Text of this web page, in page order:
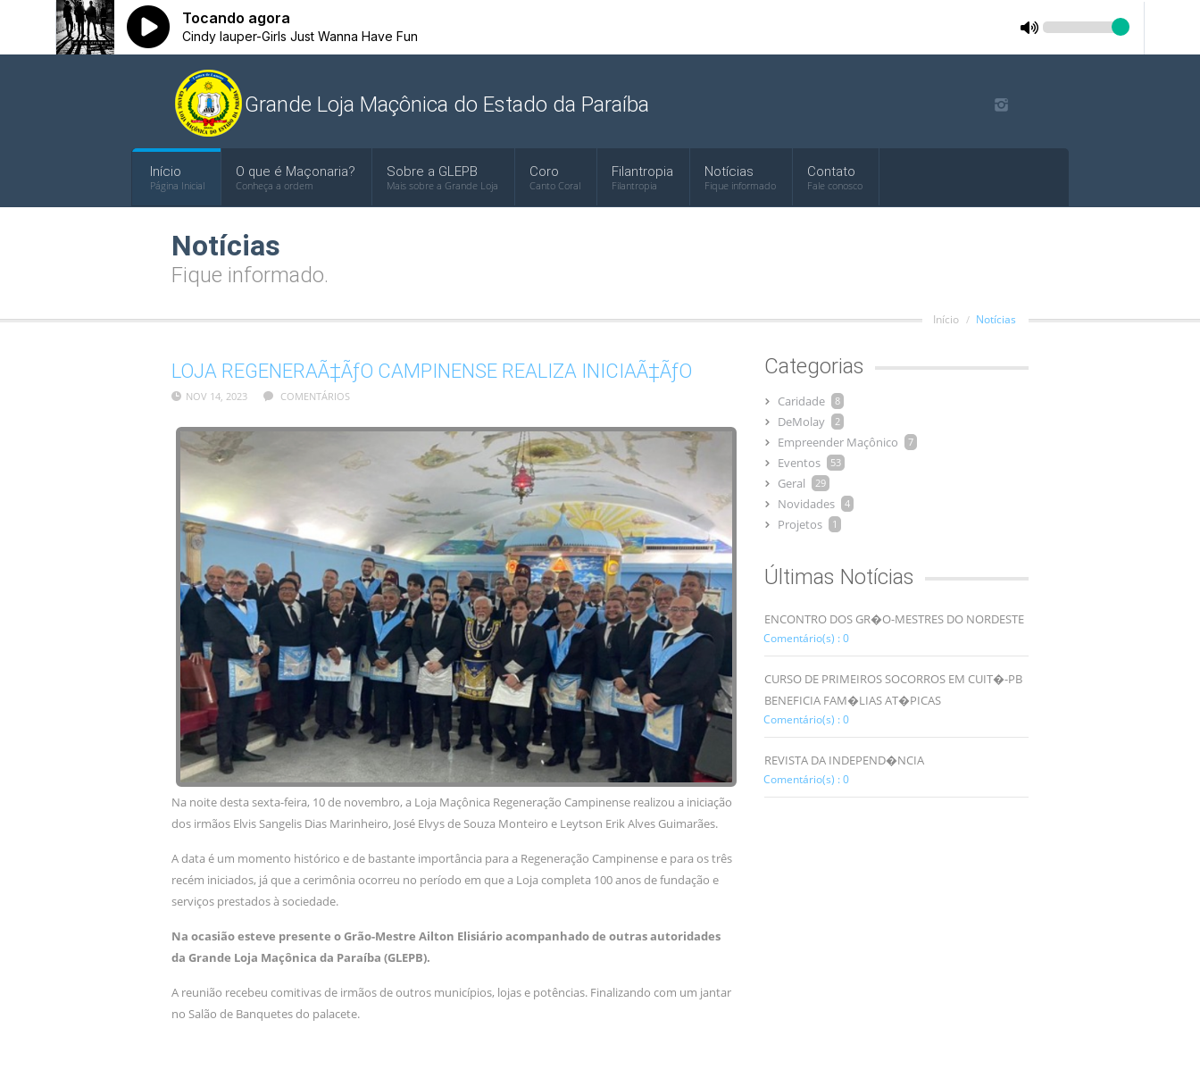
Grande Loja Maçônica do Estado da Paraíba
Início
Página Inicial
O que é Maçonaria?
Conheça a ordem
Sobre a GLEPB
Mais sobre a Grande Loja
Coro
Canto Coral
Filantropia
Filantropia
Notícias
Fique informado
Contato
Fale conosco
Notícias
Fique informado.
Início Notícias
LOJA REGENERAÃ‡ÃƒO CAMPINENSE REALIZA INICIAÃ‡ÃƒO
NOV 14, 2023 COMENTÁRIOS
Na noite desta sexta-feira, 10 de novembro, a Loja Maçônica Regeneração Campinense realizou a iniciação
dos irmãos Elvis Sangelis Dias Marinheiro, José Elvys de Souza Monteiro e Leytson Erik Alves Guimarães.
A data é um momento histórico e de bastante importância para a Regeneração Campinense e para os três
recém iniciados, já que a cerimônia ocorreu no período em que a Loja completa 100 anos de fundação e
serviços prestados à sociedade.
Na ocasião esteve presente o Grão-Mestre Ailton Elisiário acompanhado de outras autoridades
da Grande Loja Maçônica da Paraíba (GLEPB).
A reunião recebeu comitivas de irmãos de outros municípios, lojas e potências. Finalizando com um jantar
no Salão de Banquetes do palacete.
Categorias
Caridade 8
DeMolay 2
Empreender Maçônico 7
Eventos 53
Geral 29
Novidades 4
Projetos 1
Últimas Notícias
ENCONTRO DOS GR�O-MESTRES DO NORDESTE
Comentário(s) : 0
CURSO DE PRIMEIROS SOCORROS EM CUIT�-PB
BENEFICIA FAM�LIAS AT�PICAS
Comentário(s) : 0
REVISTA DA INDEPEND�NCIA
Comentário(s) : 0